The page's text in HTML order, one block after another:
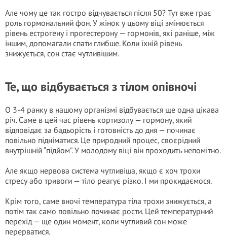
Але чому це так гостро відчувається після 50? Тут вже грає
роль гормональний фон. У жінок у цьому віці змінюється
рівень естрогену і прогестерону — гормонів, які раніше, між
іншим, допомагали спати глибше. Коли їхній рівень
знижується, сон стає чутливішим.
Те, що відбувається з тілом опівночі
О 3-4 ранку в нашому організмі відбувається ще одна цікава
річ. Саме в цей час рівень кортизолу — гормону, який
відповідає за бадьорість і готовність до дня — починає
повільно підніматися. Це природний процес, своєрідний
внутрішній “підйом”. У молодому віці він проходить непомітно.
Але якщо нервова система чутливіша, якщо є хоч трохи
стресу або тривоги — тіло реагує різко. І ми прокидаємося.
Крім того, саме вночі температура тіла трохи знижується, а
потім так само повільно починає рости. Цей температурний
перехід — ще один момент, коли чутливий сон може
перерватися.